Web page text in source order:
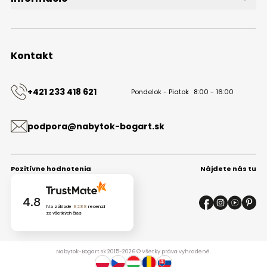
Obchodné podmienky
Kontakt
Kontakt
+421 233 418 621 Pondelok - Piatok 8:00 - 16:00
podpora@nabytok-bogart.sk
Pozitívne hodnotenia
4.8 Na základe 8288 recenzií
zo všetkých čias
Nájdete nás tu
Nabytok-Bogart.sk 2015-2026 © Všetky práva vyhradené.